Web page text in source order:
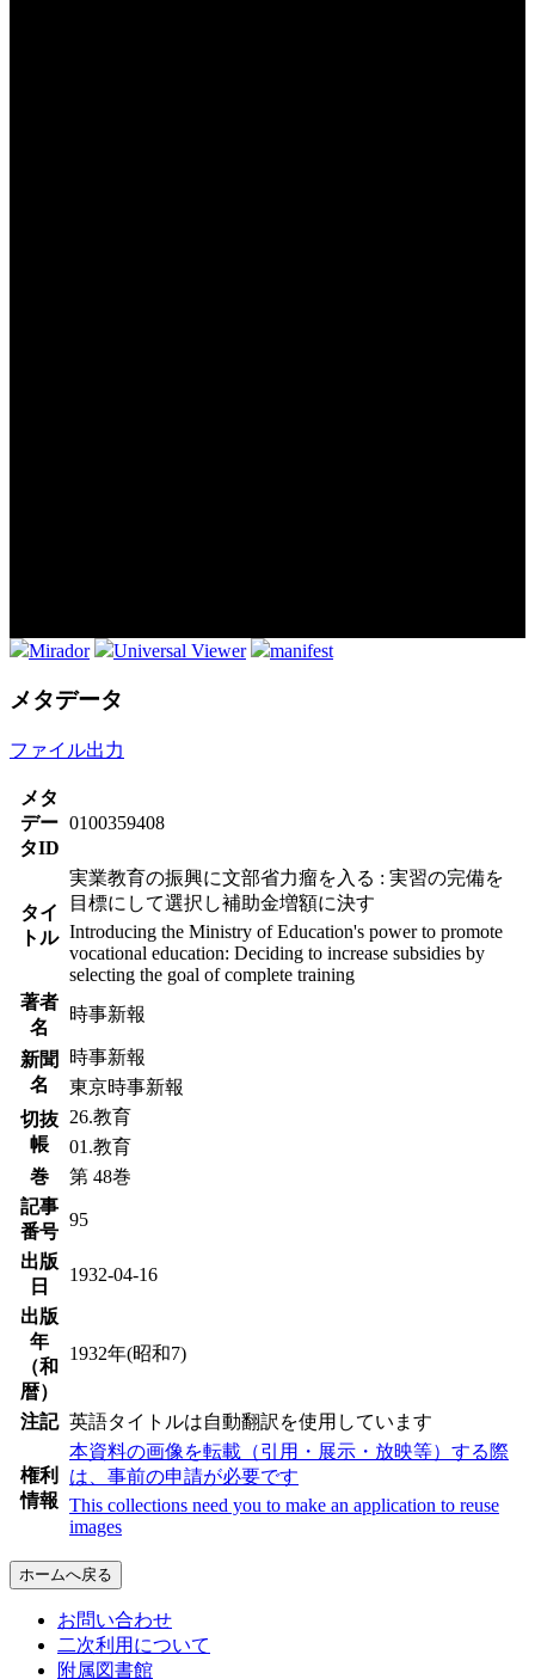
Mirador Universal Viewer manifest
メタデータ
ファイル出力
メタ
デー
タID
0100359408
タイ
トル
実業教育の振興に文部省力瘤を入る : 実習の完備を
目標にして選択し補助金増額に決す
Introducing the Ministry of Education's power to promote
vocational education: Deciding to increase subsidies by
selecting the goal of complete training
著者
名
時事新報
新聞
名
時事新報
東京時事新報
切抜
帳
26.教育
01.教育
巻
第 48巻
記事
番号
95
出版
日
1932-04-16
出版
年
（和
暦）
1932年(昭和7)
注記 英語タイトルは自動翻訳を使用しています
権利
情報
本資料の画像を転載（引用・展示・放映等）する際
は、事前の申請が必要です
This collections need you to make an application to reuse
images
ホームへ戻る
お問い合わせ
二次利用について
附属図書館